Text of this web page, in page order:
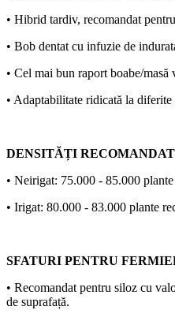
• Hibrid tardiv, recomandat
• Bob dentat cu infuzie de
• Cel mai bun raport boabe/
• Adaptabilitate ridicată la
DENSITĂȚI
• Neirigat: 75.000 - 85.000
• Irigat: 80.000 - 83.000 plante
SFATURI PENTRU
• Recomandat pentru siloz cu
de suprafață.